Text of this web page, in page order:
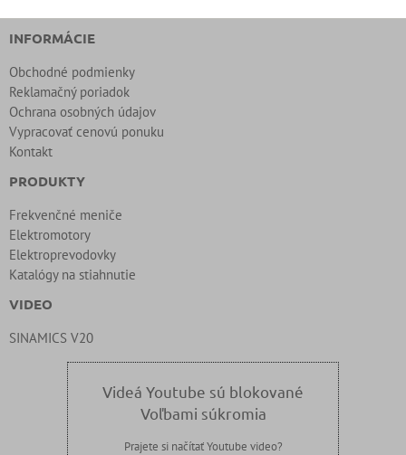
INFORMÁCIE
Obchodné podmienky
Reklamačný poriadok
Ochrana osobných údajov
Vypracovať cenovú ponuku
Kontakt
PRODUKTY
Frekvenčné meniče
Elektromotory
Elektroprevodovky
Katalógy na stiahnutie
VIDEO
SINAMICS V20
Videá Youtube sú blokované
Voľbami súkromia
Prajete si načítať Youtube video?